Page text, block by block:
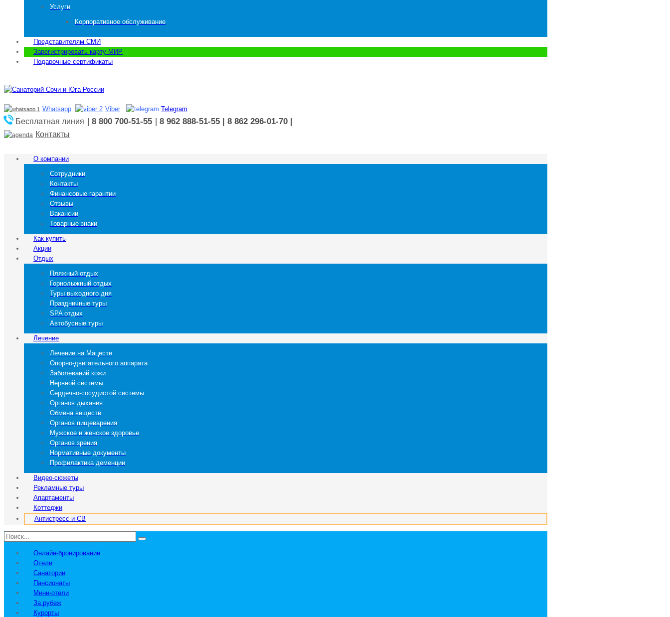
Услуги
Корпоративное обслуживание
Представителям СМИ
Зарегистрировать карту МИР
Подарочные сертификаты
Whatsapp Viber Telegram
Бесплатная линия | 8 800 700-51-55 | 8 962 888-51-55 | 8 862 296-01-70 |
Контакты
О компании
Сотрудники
Контакты
Финансовые гарантии
Отзывы
Вакансии
Товарные знаки
Как купить
Акции
Отдых
Пляжный отдых
Горнолыжный отдых
Туры выходного дня
Праздничные туры
SPA отдых
Автобусные туры
Лечение
Лечение на Мацесте
Опорно-двигательного аппарата
Заболеваний кожи
Нервной системы
Сердечно-сосудистой системы
Органов дыхания
Обмена веществ
Органов пищеварения
Мужское и женское здоровье
Органов зрения
Нормативные документы
Профилактика деменции
Видео-сюжеты
Рекламные туры
Апартаменты
Коттеджи
Антистресс и СВ
Онлайн-бронирование
Отели
Санатории
Пансионаты
Мини-отели
За рубеж
Курорты